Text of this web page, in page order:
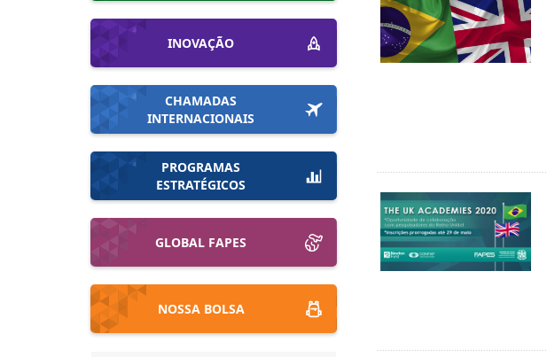
INOVAÇÃO
CHAMADAS
INTERNACIONAIS
PROGRAMAS
ESTRATÉGICOS
GLOBAL FAPES
NOSSA BOLSA